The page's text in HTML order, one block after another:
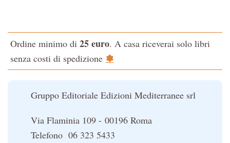
La Cabala
Il potere del serpente
Ordine minimo di 25 euro. A casa riceverai solo libri
senza costi di spedizione ✽
Gruppo Editoriale Edizioni Mediterranee srl
Via Flaminia 109 - 00196 Roma
Telefono 06 323 5433